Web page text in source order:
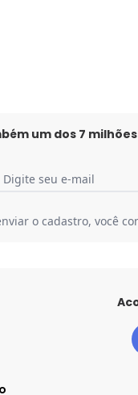
um dos 7
Digite seu e-mail
o cadastro, você